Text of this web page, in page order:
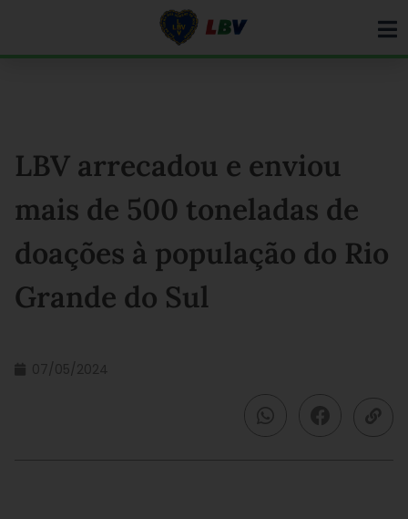
LBV arrecadou e enviou
mais de 500 toneladas de
doações à população do Rio
Grande do Sul
07/05/2024